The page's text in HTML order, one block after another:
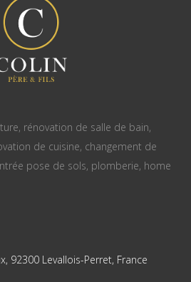
rénovation de salle de bain,
de cuisine, changement de
pose de sols, plomberie, home
92300 Levallois-Perret, France